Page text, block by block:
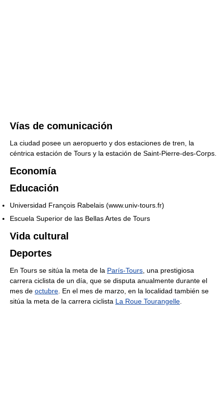
Vías de comunicación
La ciudad posee un aeropuerto y dos estaciones de tren, la
céntrica estación de Tours y la estación de Saint-Pierre-des-Corps.
Economía
Educación
Universidad François Rabelais (www.univ-tours.fr)
Escuela Superior de las Bellas Artes de Tours
Vida cultural
Deportes
En Tours se sitúa la meta de la París-Tours , una prestigiosa
carrera ciclista de un día, que se disputa anualmente durante el
mes de octubre . En el mes de marzo, en la localidad también se
sitúa la meta de la carrera ciclista La Roue Tourangelle